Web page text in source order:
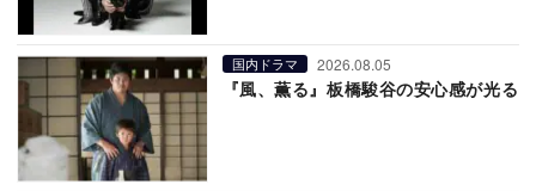
国内ドラマ 2026.08.05
『風、薫る』板橋駿谷の安心感が光る